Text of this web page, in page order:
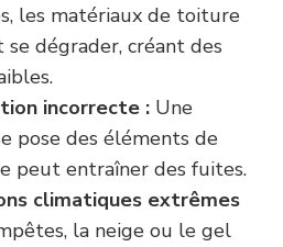
les matériaux de toiture
se dégrader, créant des
incorrecte : Une
pose des éléments de
peut entraîner des fuites.
climatiques extrêmes
la neige ou le gel